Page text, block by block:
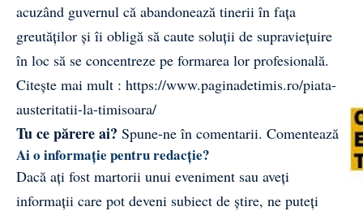
acuzând guvernul că abandonează tinerii în fața
greutăților și îi obligă să caute soluții de supraviețuire
în loc să se concentreze pe formarea lor profesională.
Citește mai mult : https://www.paginadetimis.ro/piata-
austeritatii-la-timisoara/
Tu ce părere ai? Spune-ne în comentarii. Comentează
Ai o informație pentru redacție?
Dacă ați fost martorii unui eveniment sau aveți
informații care pot deveni subiect de știre, ne puteți